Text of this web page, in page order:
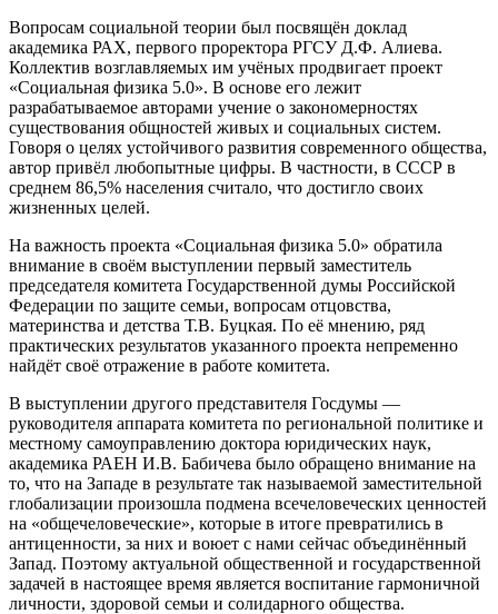
Вопросам социальной теории был посвящён доклад
академика РАХ, первого проректора РГСУ Д.Ф. Алиева.
Коллектив возглавляемых им учёных продвигает проект
«Социальная физика 5.0». В основе его лежит
разрабатываемое авторами учение о закономерностях
существования общностей живых и социальных систем.
Говоря о целях устойчивого развития современного общества,
автор привёл любопытные цифры. В частности, в СССР в
среднем 86,5% населения считало, что достигло своих
жизненных целей.
На важность проекта «Социальная физика 5.0» обратила
внимание в своём выступлении первый заместитель
председателя комитета Государственной думы Российской
Федерации по защите семьи, вопросам отцовства,
материнства и детства Т.В. Буцкая. По её мнению, ряд
практических результатов указанного проекта непременно
найдёт своё отражение в работе комитета.
В выступлении другого представителя Госдумы —
руководителя аппарата комитета по региональной политике и
местному самоуправлению доктора юридических наук,
академика РАЕН И.В. Бабичева было обращено внимание на
то, что на Западе в результате так называемой заместительной
глобализации произошла подмена всечеловеческих ценностей
на «общечеловеческие», которые в итоге превратились в
антиценности, за них и воюет с нами сейчас объединённый
Запад. Поэтому актуальной общественной и государственной
задачей в настоящее время является воспитание гармоничной
личности, здоровой семьи и солидарного общества.